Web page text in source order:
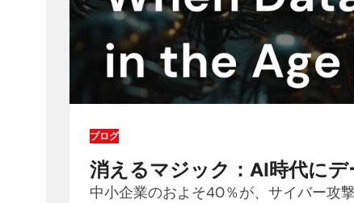
ブログ
消えるマジック：AI時代に
中小企業のおよそ40％が、サイバー攻